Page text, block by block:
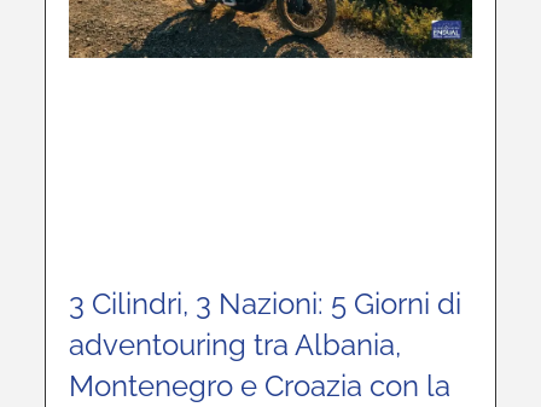
3 Cilindri, 3 Nazioni: 5 Giorni di
adventouring tra Albania,
Montenegro e Croazia con la